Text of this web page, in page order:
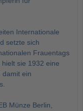
Internationale
setzte sich
Frauentags
sie 1932 eine
damit ein
Münze Berlin,